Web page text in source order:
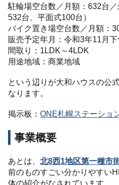
駐輪場空台数／月額：632台
532台、平面式100台）
バイク置き場空台数／月額：
販売予定年月：令和3年11月下
間取り：1LDK～4LDK
用途地域：商業地域
という辺りが大和ハウスの公
なります。
掲示板：ONE札幌ステーショ
事業概要
あとは、北8西1地区第一種市
前のものすごい分かりやすい
体の紹介がなされています。